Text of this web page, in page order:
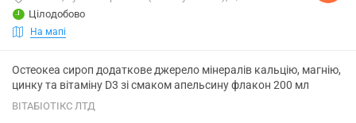
Цілодобово
На мапі
Остеокеа сироп додаткове джерело мінералів кальцію, магнію,
цинку та вітаміну D3 зі смаком апельсину флакон 200 мл
ВІТАБІОТІКС ЛТД